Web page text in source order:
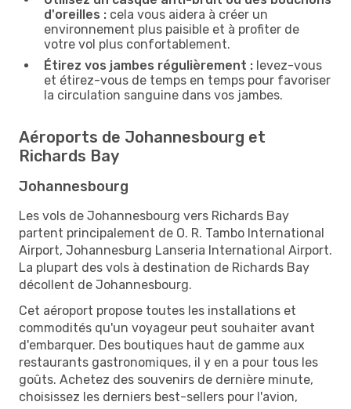
d'oreilles : cela vous aidera à créer un
environnement plus paisible et à profiter de
votre vol plus confortablement.
Étirez vos jambes régulièrement : levez-vous
et étirez-vous de temps en temps pour favoriser
la circulation sanguine dans vos jambes.
Aéroports de Johannesbourg et
Richards Bay
Johannesbourg
Les vols de Johannesbourg vers Richards Bay
partent principalement de O. R. Tambo International
Airport, Johannesburg Lanseria International Airport.
La plupart des vols à destination de Richards Bay
décollent de Johannesbourg.
Cet aéroport propose toutes les installations et
commodités qu'un voyageur peut souhaiter avant
d'embarquer. Des boutiques haut de gamme aux
restaurants gastronomiques, il y en a pour tous les
goûts. Achetez des souvenirs de dernière minute,
choisissez les derniers best-sellers pour l'avion,